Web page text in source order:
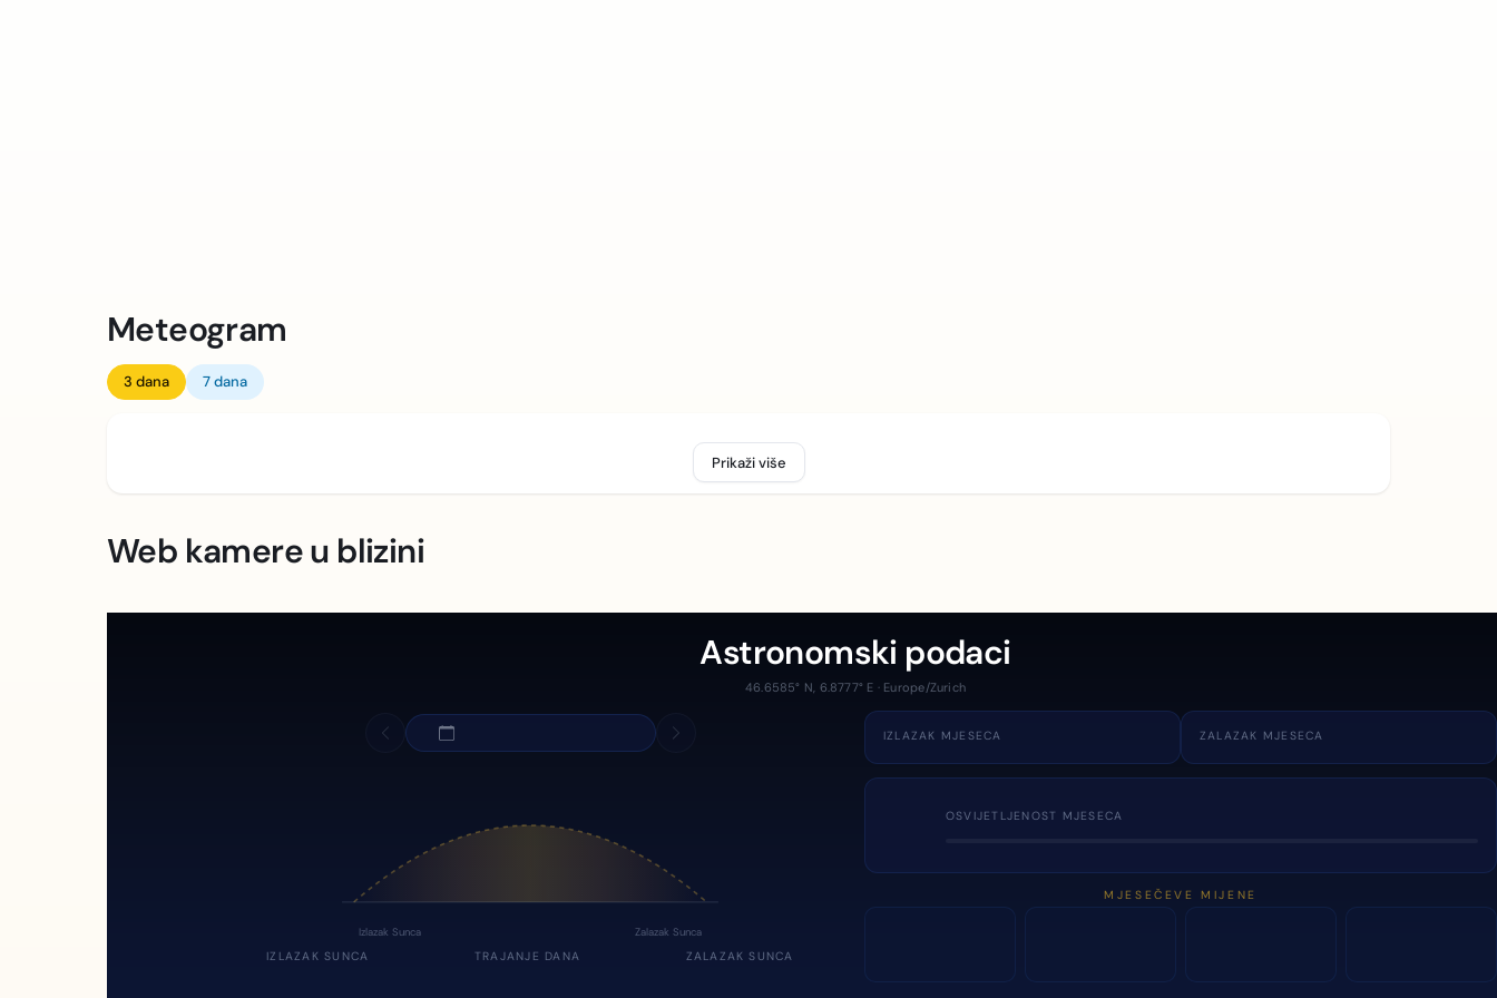
Meteogram
3 dana 7 dana
Prikaži više
Web kamere u blizini
Astronomski podaci
46.6585° N, 6.8777° E · Europe/Zurich
Izlazak Sunca Zalazak Sunca
IZLAZAK SUNCA TRAJANJE DANA ZALAZAK SUNCA
IZLAZAK MJESECA ZALAZAK MJESECA
OSVIJETLJENOST MJESECA
MJESEČEVE MIJENE